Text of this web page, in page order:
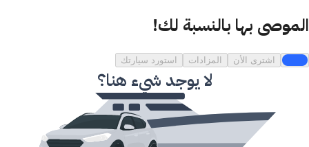
الموصى بها بالنسبة لك!
اشترى الأن المزادات استورد سيارتك
لا يوجد شيء هنا؟